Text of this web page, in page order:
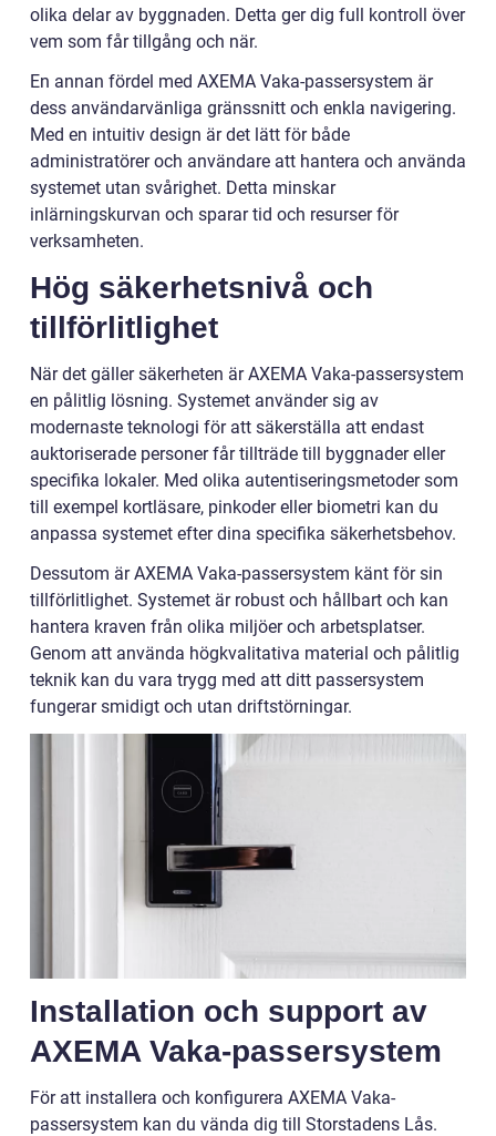
olika delar av byggnaden. Detta ger dig full kontroll över
vem som får tillgång och när.
En annan fördel med AXEMA Vaka-passersystem är
dess användarvänliga gränssnitt och enkla navigering.
Med en intuitiv design är det lätt för både
administratörer och användare att hantera och använda
systemet utan svårighet. Detta minskar
inlärningskurvan och sparar tid och resurser för
verksamheten.
Hög säkerhetsnivå och
tillförlitlighet
När det gäller säkerheten är AXEMA Vaka-passersystem
en pålitlig lösning. Systemet använder sig av
modernaste teknologi för att säkerställa att endast
auktoriserade personer får tillträde till byggnader eller
specifika lokaler. Med olika autentiseringsmetoder som
till exempel kortläsare, pinkoder eller biometri kan du
anpassa systemet efter dina specifika säkerhetsbehov.
Dessutom är AXEMA Vaka-passersystem känt för sin
tillförlitlighet. Systemet är robust och hållbart och kan
hantera kraven från olika miljöer och arbetsplatser.
Genom att använda högkvalitativa material och pålitlig
teknik kan du vara trygg med att ditt passersystem
fungerar smidigt och utan driftstörningar.
Installation och support av
AXEMA Vaka-passersystem
För att installera och konfigurera AXEMA Vaka-
passersystem kan du vända dig till Storstadens Lås.